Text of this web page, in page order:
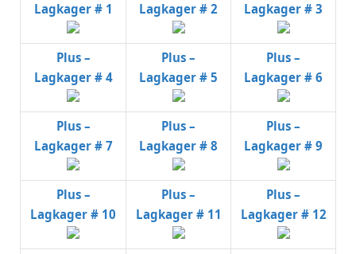
Lagkager # 1
Lagkager # 2
Lagkager # 3
Plus –
Lagkager # 4
Plus –
Lagkager # 5
Plus –
Lagkager # 6
Plus –
Lagkager # 7
Plus –
Lagkager # 8
Plus –
Lagkager # 9
Plus –
Lagkager # 10
Plus –
Lagkager # 11
Plus –
Lagkager # 12